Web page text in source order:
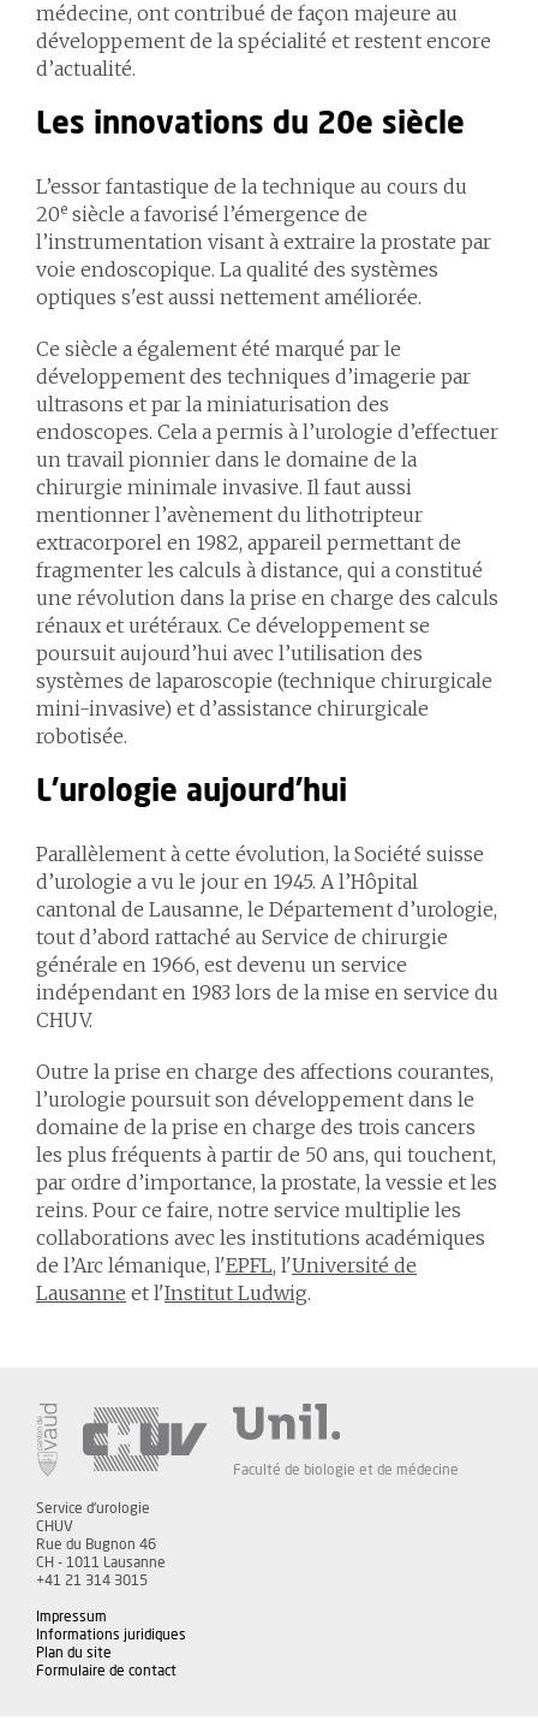
médecine, ont contribué de façon majeure au
développement de la spécialité et restent encore
d’actualité.
Les innovations du 20e siècle
L’essor fantastique de la technique au cours du
20e siècle a favorisé l’émergence de
l’instrumentation visant à extraire la prostate par
voie endoscopique. La qualité des systèmes
optiques s'est aussi nettement améliorée.
Ce siècle a également été marqué par le
développement des techniques d’imagerie par
ultrasons et par la miniaturisation des
endoscopes. Cela a permis à l’urologie d’effectuer
un travail pionnier dans le domaine de la
chirurgie minimale invasive. Il faut aussi
mentionner l’avènement du lithotripteur
extracorporel en 1982, appareil permettant de
fragmenter les calculs à distance, qui a constitué
une révolution dans la prise en charge des calculs
rénaux et urétéraux. Ce développement se
poursuit aujourd’hui avec l’utilisation des
systèmes de laparoscopie (technique chirurgicale
mini-invasive) et d’assistance chirurgicale
robotisée.
L'urologie aujourd'hui
Parallèlement à cette évolution, la Société suisse
d’urologie a vu le jour en 1945. A l’Hôpital
cantonal de Lausanne, le Département d’urologie,
tout d’abord rattaché au Service de chirurgie
générale en 1966, est devenu un service
indépendant en 1983 lors de la mise en service du
CHUV.
Outre la prise en charge des affections courantes,
l’urologie poursuit son développement dans le
domaine de la prise en charge des trois cancers
les plus fréquents à partir de 50 ans, qui touchent,
par ordre d’importance, la prostate, la vessie et les
reins. Pour ce faire, notre service multiplie les
collaborations avec les institutions académiques
de l’Arc lémanique, l'EPFL, l'Université de
Lausanne et l'Institut Ludwig.
Faculté de biologie et de médecine
Service d'urologie
CHUV
Rue du Bugnon 46
CH - 1011 Lausanne
+41 21 314 3015
Impressum
Informations juridiques
Plan du site
Formulaire de contact